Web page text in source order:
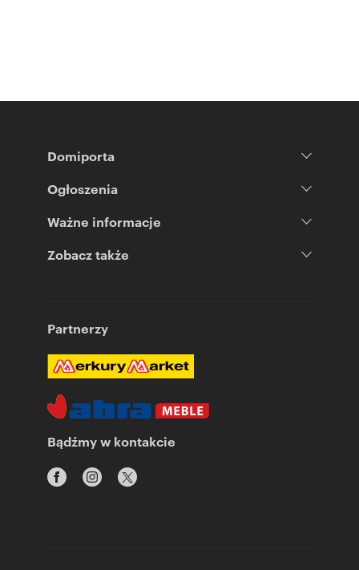
Domiporta
Ogłoszenia
Ważne informacje
Zobacz także
Partnerzy
Bądźmy w kontakcie